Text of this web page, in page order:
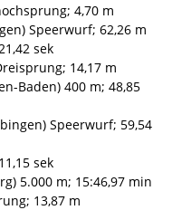
4,70 m
Speerwurf; 62,26 m
sek
14,17 m
Baden) 400 m; 48,85
Speerwurf; 59,54
sek
5.000 m; 15:46,97 min
13,87 m